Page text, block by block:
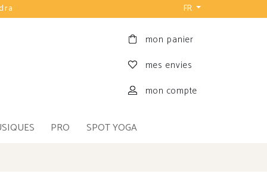
FR
mon panier
mes envies
mon compte
PRO SPOT YOGA